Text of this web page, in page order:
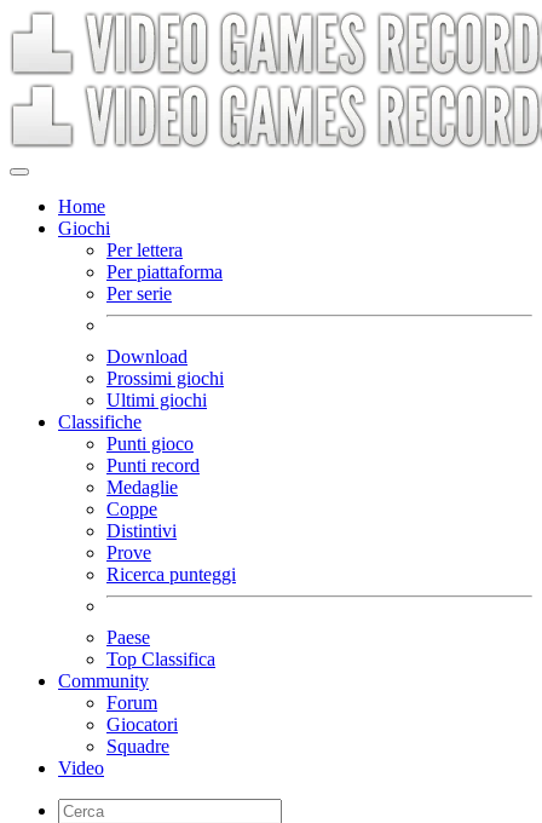
Home
Giochi
Per lettera
Per piattaforma
Per serie
Download
Prossimi giochi
Ultimi giochi
Classifiche
Punti gioco
Punti record
Medaglie
Coppe
Distintivi
Prove
Ricerca punteggi
Paese
Top Classifica
Community
Forum
Giocatori
Squadre
Video